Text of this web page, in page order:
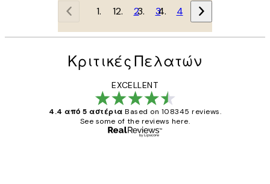
1 2 3 4
Κριτικές Πελατών
EXCELLENT
4.4 από 5 αστέρια Based on 108345 reviews.
See some of the reviews here.